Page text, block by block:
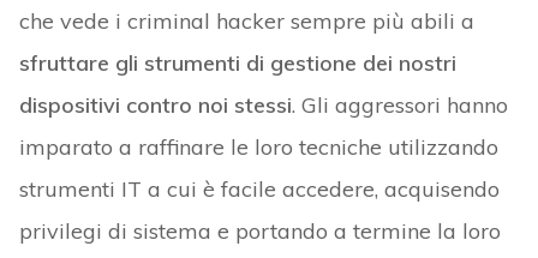
che vede i criminal hacker sempre più abili a
sfruttare gli strumenti di gestione dei nostri
dispositivi contro noi stessi. Gli aggressori hanno
imparato a raffinare le loro tecniche utilizzando
strumenti IT a cui è facile accedere, acquisendo
privilegi di sistema e portando a termine la loro